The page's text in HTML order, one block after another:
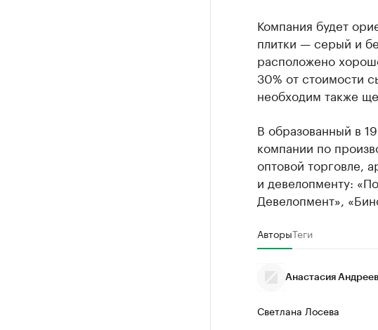
Компания будет
плитки — серый и
расположено
30% от стоимости
необходим также
В образованный в
компании по
оптовой торговле,
и девелопменту:
Девелопмент»,
АвторыТеги
Анастасия
Светлана Лосева